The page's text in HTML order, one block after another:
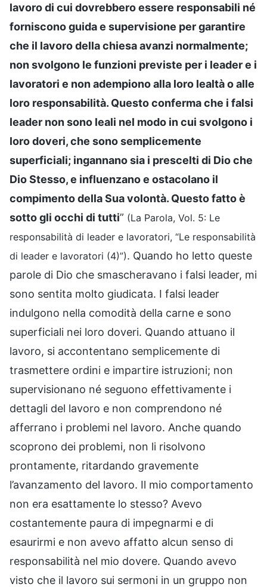
lavoro di cui dovrebbero essere responsabili né
forniscono guida e supervisione per garantire
che il lavoro della chiesa avanzi normalmente;
non svolgono le funzioni previste per i leader e i
lavoratori e non adempiono alla loro lealtà o alle
loro responsabilità. Questo conferma che i falsi
leader non sono leali nel modo in cui svolgono i
loro doveri, che sono semplicemente
superficiali; ingannano sia i prescelti di Dio che
Dio Stesso, e influenzano e ostacolano il
compimento della Sua volontà. Questo fatto è
sotto gli occhi di tutti” (La Parola, Vol. 5: Le
responsabilità di leader e lavoratori, “Le responsabilità
di leader e lavoratori (4)”). Quando ho letto queste
parole di Dio che smascheravano i falsi leader, mi
sono sentita molto giudicata. I falsi leader
indulgono nella comodità della carne e sono
superficiali nei loro doveri. Quando attuano il
lavoro, si accontentano semplicemente di
trasmettere ordini e impartire istruzioni; non
supervisionano né seguono effettivamente i
dettagli del lavoro e non comprendono né
afferrano i problemi nel lavoro. Anche quando
scoprono dei problemi, non li risolvono
prontamente, ritardando gravemente
l’avanzamento del lavoro. Il mio comportamento
non era esattamente lo stesso? Avevo
costantemente paura di impegnarmi e di
esaurirmi e non avevo affatto alcun senso di
responsabilità nel mio dovere. Quando avevo
visto che il lavoro sui sermoni in un gruppo non